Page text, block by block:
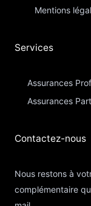
Mentions
Services
Assurances
Assurances
Contactez-nous​
Nous restons à
complémentaire